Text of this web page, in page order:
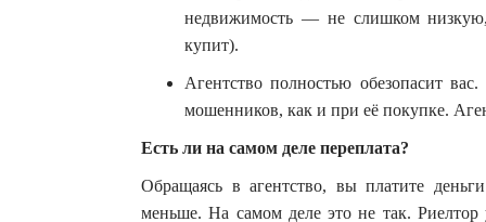
недвижимость — не слишком
купит).
Агентство полностью обезопасит
мошенников, как и при её покупке.
Есть ли на самом деле переплата?
Обращаясь в агентство, вы платите
меньше. На самом деле это не так. Риелтор